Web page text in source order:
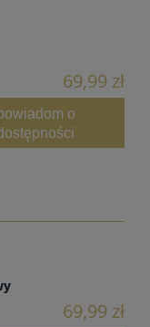
69,99 zł
o
69,99 zł